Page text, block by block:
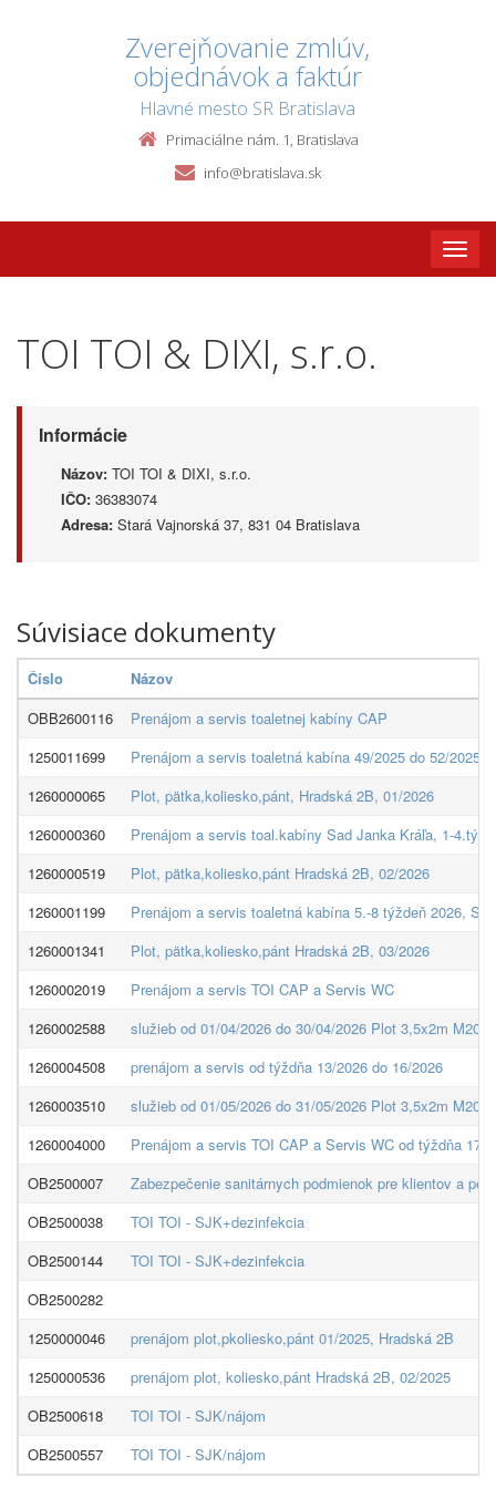
Zverejňovanie zmlúv,
objednávok a faktúr
Hlavné mesto SR Bratislava
Primaciálne nám. 1, Bratislava
info@bratislava.sk
Toggle
TOI TOI & DIXI, s.r.o.
Informácie
Názov: TOI TOI & DIXI, s.r.o.
IČO: 36383074
Adresa: Stará Vajnorská 37, 831 04 Bratislava
Súvisiace dokumenty
Číslo
Názov
OBB2600116
Prenájom a servis toaletnej kabíny CAP
1250011699
Prenájom a servis toaletná kabína 49/2025 do 52/2025,
1260000065
Plot, pätka,koliesko,pánt, Hradská 2B, 01/2026
1260000360
Prenájom a servis toal.kabíny Sad Janka Kráľa, 1-
1260000519
Plot, pätka,koliesko,pánt Hradská 2B, 02/2026
1260001199
Prenájom a servis toaletná kabína 5.-8 týždeň 2026,
1260001341
Plot, pätka,koliesko,pánt Hradská 2B, 03/2026
1260002019
Prenájom a servis TOI CAP a Servis WC
1260002588
služieb od 01/04/2026 do 30/04/2026 Plot 3,5x2m
1260004508
prenájom a servis od týždňa 13/2026 do 16/2026
1260003510
služieb od 01/05/2026 do 31/05/2026 Plot 3,5x2m
1260004000
Prenájom a servis TOI CAP a Servis WC od týždňa 17/
OB2500007
Zabezpečenie sanitárnych podmienok pre klientov a
OB2500038
TOI TOI - SJK+dezinfekcia
OB2500144
TOI TOI - SJK+dezinfekcia
OB2500282
1250000046
prenájom plot,pkoliesko,pánt 01/2025, Hradská 2B
1250000536
prenájom plot, koliesko,pánt Hradská 2B, 02/2025
OB2500618
TOI TOI - SJK/nájom
OB2500557
TOI TOI - SJK/nájom